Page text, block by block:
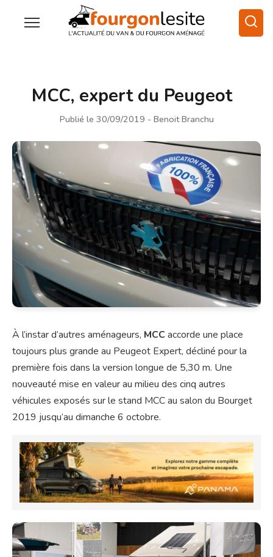
MCC, expert du Peugeot
Publié le 30/09/2019 - Benoit Branchu
À l’instar d’autres aménageurs, MCCaccorde une place
toujours plus grande au Peugeot Expert, décliné pour la
première fois dans la version longue de 5,30 m. Une
nouveauté mise en valeur au milieu des cinq autres
véhicules exposés sur le stand MCC au salon du Bourget
2019 jusqu’au dimanche 6 octobre.